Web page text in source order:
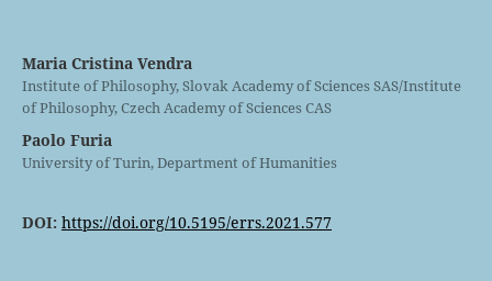
Maria Cristina Vendra
Institute of Philosophy, Slovak Academy of Sciences SAS/Institute
of Philosophy, Czech Academy of Sciences CAS
Paolo Furia
University of Turin, Department of Humanities
DOI: https://doi.org/10.5195/errs.2021.577